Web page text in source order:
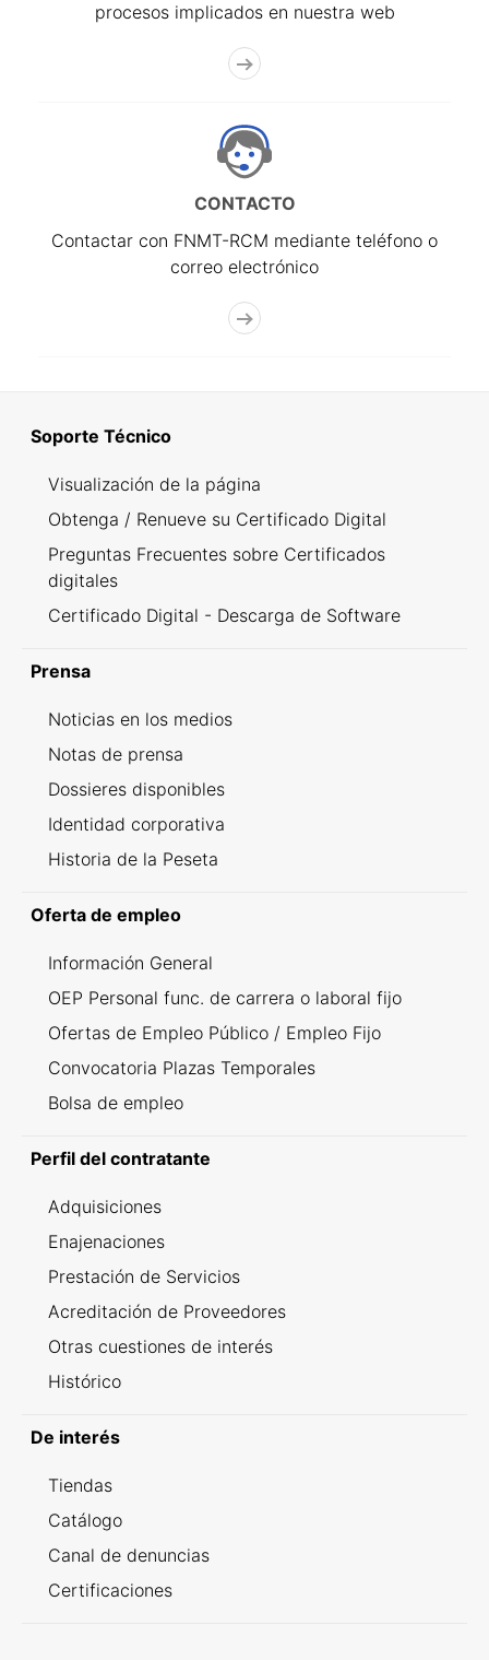
procesos implicados en nuestra web
CONTACTO
Contactar con FNMT-RCM mediante teléfono o
correo electrónico
Soporte Técnico
Visualización de la página
Obtenga / Renueve su Certificado Digital
Preguntas Frecuentes sobre Certificados
digitales
Certificado Digital - Descarga de Software
Prensa
Noticias en los medios
Notas de prensa
Dossieres disponibles
Identidad corporativa
Historia de la Peseta
Oferta de empleo
Información General
OEP Personal func. de carrera o laboral fijo
Ofertas de Empleo Público / Empleo Fijo
Convocatoria Plazas Temporales
Bolsa de empleo
Perfil del contratante
Adquisiciones
Enajenaciones
Prestación de Servicios
Acreditación de Proveedores
Otras cuestiones de interés
Histórico
De interés
Tiendas
Catálogo
Canal de denuncias
Certificaciones